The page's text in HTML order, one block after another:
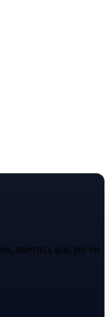
πωλητές μας για να